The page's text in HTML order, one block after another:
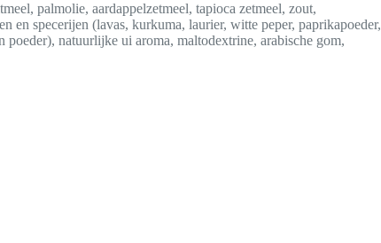
palmolie, aardappelzetmeel, tapioca zetmeel, zout,
en specerijen (lavas, kurkuma, laurier, witte peper, paprikapoeder,
natuurlijke ui aroma, maltodextrine, arabische gom,